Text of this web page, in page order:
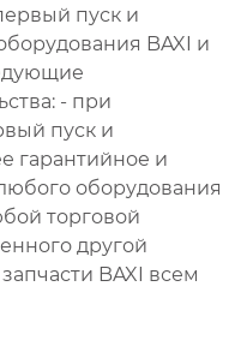
пуск и
BAXI и
- при
пуск и
гарантийное и
оборудования
торговой
другой
BAXI всем